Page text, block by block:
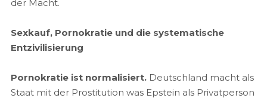
der Macht.
Sexkauf, Pornokratie und die systematische
Entzivilisierung
Pornokratie ist normalisiert. Deutschland macht als
Staat mit der Prostitution was Epstein als Privatperson